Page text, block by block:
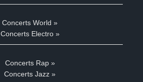
Concerts World »
Concerts Electro »
Concerts Rap »
Concerts Jazz »